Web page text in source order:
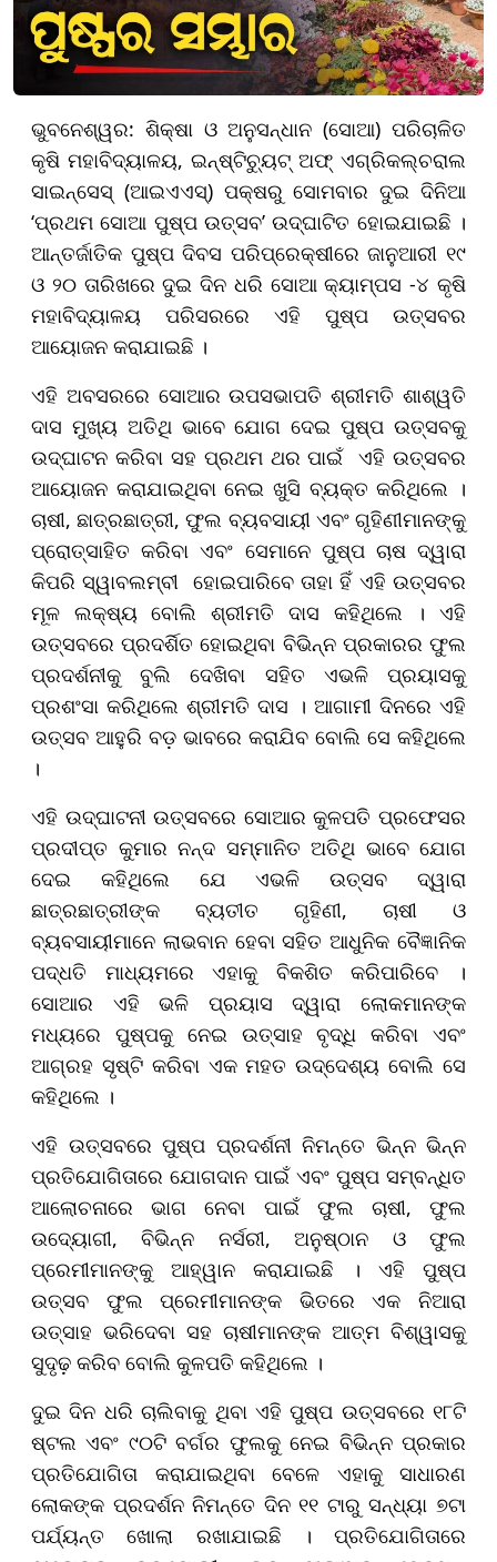
ଭୁବନେଶ୍ୱର: ଶିକ୍ଷା ଓ ଅନୁସନ୍ଧାନ (ସୋଆ) ପରିଚାଳିତ
କୃଷି ମହାବିଦ୍ୟାଳୟ, ଇନ୍‌ଷ୍ଟିଚ୍ୟୁଟ୍ ଅଫ୍ ଏଗ୍ରିକଲ୍‌ଚରାଲ
ସାଇନ୍‌ସେସ୍ (ଆଇଏଏସ୍‌) ପକ୍ଷରୁ ସୋମବାର ଦୁଇ ଦିନିଆ
‘ପ୍ରଥମ ସୋଆ ପୁଷ୍ପ ଉତ୍ସବ’ ଉଦ୍‌ଘାଟିତ ହୋଇଯାଇଛି ।
ଆନ୍ତର୍ଜାତିକ ପୁଷ୍ପ ଦିବସ ପରିପ୍ରେକ୍ଷୀରେ ଜାନୁଆରୀ ୧୯
ଓ ୨୦ ତାରିଖରେ ଦୁଇ ଦିନ ଧରି ସୋଆ କ୍ୟାମ୍ପସ -୪ କୃଷି
ମହାବିଦ୍ୟାଳୟ ପରିସରରେ ଏହି ପୁଷ୍ପ ଉତ୍ସବର
ଆୟୋଜନ କରାଯାଇଛି ।
ଏହି ଅବସରରେ ସୋଆର ଉପସଭାପତି ଶ୍ରୀମତି ଶାଶ୍ୱତି
ଦାସ ମୁଖ୍ୟ ଅତିଥି ଭାବେ ଯୋଗ ଦେଇ ପୁଷ୍ପ ଉତ୍ସବକୁ
ଉଦ୍‌ଘାଟନ କରିବା ସହ ପ୍ରଥମ ଥର ପାଇଁ ଏହି ଉତ୍ସବର
ଆୟୋଜନ କରାଯାଇଥିବା ନେଇ ଖୁସି ବ୍ୟକ୍ତ କରିଥିଲେ ।
ଚାଷୀ, ଛାତ୍ରଛାତ୍ରୀ, ଫୁଲ ବ୍ୟବସାୟୀ ଏବଂ ଗୃହିଣୀମାନଙ୍କୁ
ପ୍ରୋତ୍ସାହିତ କରିବା ଏବଂ ସେମାନେ ପୁଷ୍ପ ଚାଷ ଦ୍ୱାରା
କିପରି ସ୍ୱାବଲମ୍ବୀ ହୋଇପାରିବେ ତାହା ହିଁ ଏହି ଉତ୍ସବର
ମୂଳ ଲକ୍ଷ୍ୟ ବୋଲି ଶ୍ରୀମତି ଦାସ କହିଥିଲେ । ଏହି
ଉତ୍ସବରେ ପ୍ରଦର୍ଶିତ ହୋଇଥିବା ବିଭିନ୍ନ ପ୍ରକାରର ଫୁଲ
ପ୍ରଦର୍ଶନୀକୁ ବୁଲି ଦେଖିବା ସହିତ ଏଭଳି ପ୍ରୟାସକୁ
ପ୍ରଶଂସା କରିଥିଲେ ଶ୍ରୀମତି ଦାସ । ଆଗାମୀ ଦିନରେ ଏହି
ଉତ୍ସବ ଆହୁରି ବଡ଼ ଭାବରେ କରାଯିବ ବୋଲି ସେ କହିଥିଲେ
।
ଏହି ଉଦ୍‌ଘାଟନୀ ଉତ୍ସବରେ ସୋଆର କୁଳପତି ପ୍ରଫେସର
ପ୍ରଦୀପ୍ତ କୁମାର ନନ୍ଦ ସମ୍ମାନିତ ଅତିଥି ଭାବେ ଯୋଗ
ଦେଇ କହିଥିଲେ ଯେ ଏଭଳି ଉତ୍ସବ ଦ୍ୱାରା
ଛାତ୍ରଛାତ୍ରୀଙ୍କ ବ୍ୟତୀତ ଗୃହିଣୀ, ଚାଷୀ ଓ
ବ୍ୟବସାୟୀମାନେ ଲାଭବାନ ହେବା ସହିତ ଆଧୁନିକ ବୈଜ୍ଞାନିକ
ପଦ୍ଧତି ମାଧ୍ୟମରେ ଏହାକୁ ବିକଶିତ କରିପାରିବେ ।
ସୋଆର ଏହି ଭଳି ପ୍ରୟାସ ଦ୍ୱାରା ଲୋକମାନଙ୍କ
ମଧ୍ୟରେ ପୁଷ୍ପକୁ ନେଇ ଉତ୍ସାହ ବୃଦ୍ଧି କରିବା ଏବଂ
ଆଗ୍ରହ ସୃଷ୍ଟି କରିବା ଏକ ମହତ ଉଦ୍ଦେଶ୍ୟ ବୋଲି ସେ
କହିଥିଲେ ।
ଏହି ଉତ୍ସବରେ ପୁଷ୍ପ ପ୍ରଦର୍ଶନୀ ନିମନ୍ତେ ଭିନ୍ନ ଭିନ୍ନ
ପ୍ରତିଯୋଗିତାରେ ଯୋଗଦାନ ପାଇଁ ଏବଂ ପୁଷ୍ପ ସମ୍ବନ୍ଧିତ
ଆଲୋଚନାରେ ଭାଗ ନେବା ପାଇଁ ଫୁଲ ଚାଷୀ, ଫୁଲ
ଉଦ୍ୟୋଗୀ, ବିଭିନ୍ନ ନର୍ସରୀ, ଅନୁଷ୍ଠାନ ଓ ଫୁଲ
ପ୍ରେମୀମାନଙ୍କୁ ଆହ୍ୱାନ କରାଯାଇଛି । ଏହି ପୁଷ୍ପ
ଉତ୍ସବ ଫୁଲ ପ୍ରେମୀମାନଙ୍କ ଭିତରେ ଏକ ନିଆରା
ଉତ୍ସାହ ଭରିଦେବା ସହ ଚାଷୀମାନଙ୍କ ଆତ୍ମ ବିଶ୍ୱାସକୁ
ସୁଦୃଢ଼ କରିବ ବୋଲି କୁଳପତି କହିଥିଲେ ।
ଦୁଇ ଦିନ ଧରି ଚାଲିବାକୁ ଥିବା ଏହି ପୁଷ୍ପ ଉତ୍ସବରେ ୧୮ଟି
ଷ୍ଟଲ ଏବଂ ୯୦ଟି ବର୍ଗର ଫୁଲକୁ ନେଇ ବିଭିନ୍ନ ପ୍ରକାର
ପ୍ରତିଯୋଗିତା କରାଯାଇଥିବା ବେଳେ ଏହାକୁ ସାଧାରଣ
ଲୋକଙ୍କ ପ୍ରଦର୍ଶନ ନିମନ୍ତେ ଦିନ ୧୧ ଟାରୁ ସନ୍ଧ୍ୟା ୭ଟା
ପର୍ଯ୍ୟନ୍ତ ଖୋଲା ରଖାଯାଇଛି । ପ୍ରତିଯୋଗିତାରେ